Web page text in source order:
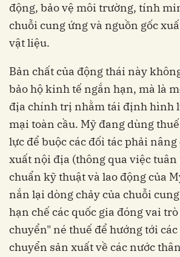
động, bảo vệ môi trường, tính
chuỗi cung ứng và nguồn gốc
vật liệu.
Bản chất của động thái này
bảo hộ kinh tế ngắn hạn, mà là
địa chính trị nhằm tái định hình
mại toàn cầu. Mỹ đang dùng
lực để buộc các đối tác phải
xuất nội địa (thông qua việc tuân
chuẩn kỹ thuật và lao động của
nắn lại dòng chảy của chuỗi
hạn chế các quốc gia đóng vai
chuyển" né thuế để hướng tới
chuyển sản xuất về các nước